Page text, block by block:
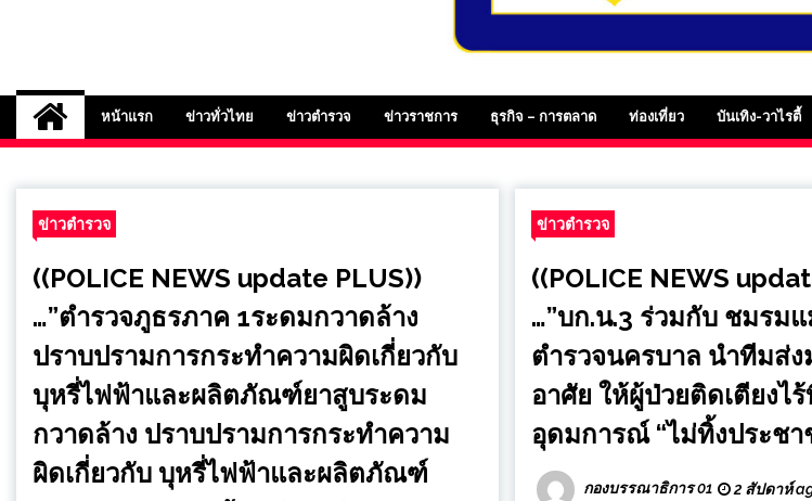
สยามเดลี่ออนไลน์ ,
หน้าแรก ข่าวทั่วไทย ข่าวตำรวจ ข่าวราชการ ธุรกิจ – การตลาด ท่องเที่ยว บันเทิง-วาไรตี้
ข่าวตำรวจ
((POLICE NEWS update PLUS))
…”ตำรวจภูธรภาค 1ระดมกวาดล้าง
ปราบปรามการกระทําความผิดเกี่ยวกับ
บุหรี่ไฟฟ้าและผลิตภัณฑ์ยาสูบระดม
กวาดล้าง ปราบปรามการกระทําความ
ผิดเกี่ยวกับ บุหรี่ไฟฟ้าและผลิตภัณฑ์
ข่าวตำรวจ
((POLICE NEWS
…”บก.น.3 ร่วมกับ ชมรม
ตำรวจนครบาล นำทีมส่
อาศัย ให้ผู้ป่วยติดเตียงไ
อุดมการณ์ “ไม่ทิ้งประชา
กองบรรณาธิการ 01 2 สัปดาห์